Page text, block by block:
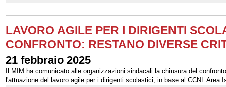
LAVORO AGILE PER I DIRIGENTI
CONFRONTO: RESTANO DIVERSE
21 febbraio 2025
Il MIM ha comunicato alle organizzazioni sindacali la chiusura del
l'attuazione del lavoro agile per i dirigenti scolastici, in base al CCNL Area